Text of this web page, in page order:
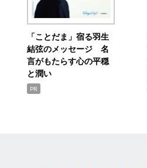
「ことだま」宿る羽生
結弦のメッセージ 名
言がもたらす心の平穏
と潤い
PR